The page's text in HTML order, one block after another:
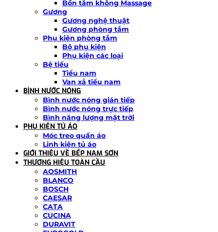
Bồn tắm không Massage
Gương
Gương nghệ thuật
Gương phòng tắm
Phụ kiện phòng tắm
Bộ phụ kiện
Phụ kiện các loại
Bệ tiểu
Tiểu nam
Van xả tiểu nam
BÌNH NƯỚC NÓNG
Bình nước nóng gián tiếp
Bình nước nóng trực tiếp
Bình năng lượng mặt trời
PHỤ KIỆN TỦ ÁO
Móc treo quần áo
Linh kiện tủ áo
GIỚI THIỆU VỀ BẾP NAM SƠN
THƯƠNG HIỆU TOÀN CẦU
AOSMITH
BLANCO
BOSCH
CAESAR
CATA
CUCINA
DURAVIT